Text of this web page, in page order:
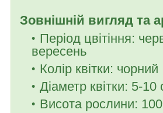
Зовнішній вигляд та
Період цвітіння:
вересень
Колір квітки: чорний
Діаметр квітки: 5-10
Висота рослини: